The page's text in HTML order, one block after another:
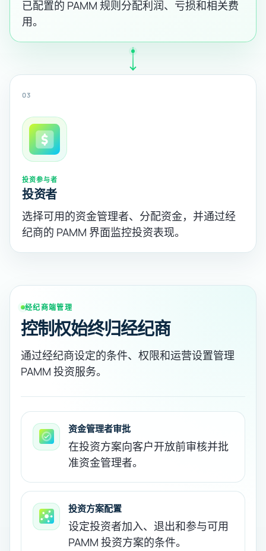
已配置的 PAMM 规则分配利润、亏损和相关费
用。
03
投资参与者
投资者
选择可用的资金管理者、分配资金，并通过经
纪商的 PAMM 界面监控投资表现。
经纪商端管理
控制权始终归经纪商
通过经纪商设定的条件、权限和运营设置管理
PAMM 投资服务。
资金管理者审批
在投资方案向客户开放前审核并批
准资金管理者。
投资方案配置
设定投资者加入、退出和参与可用
PAMM 投资方案的条件。